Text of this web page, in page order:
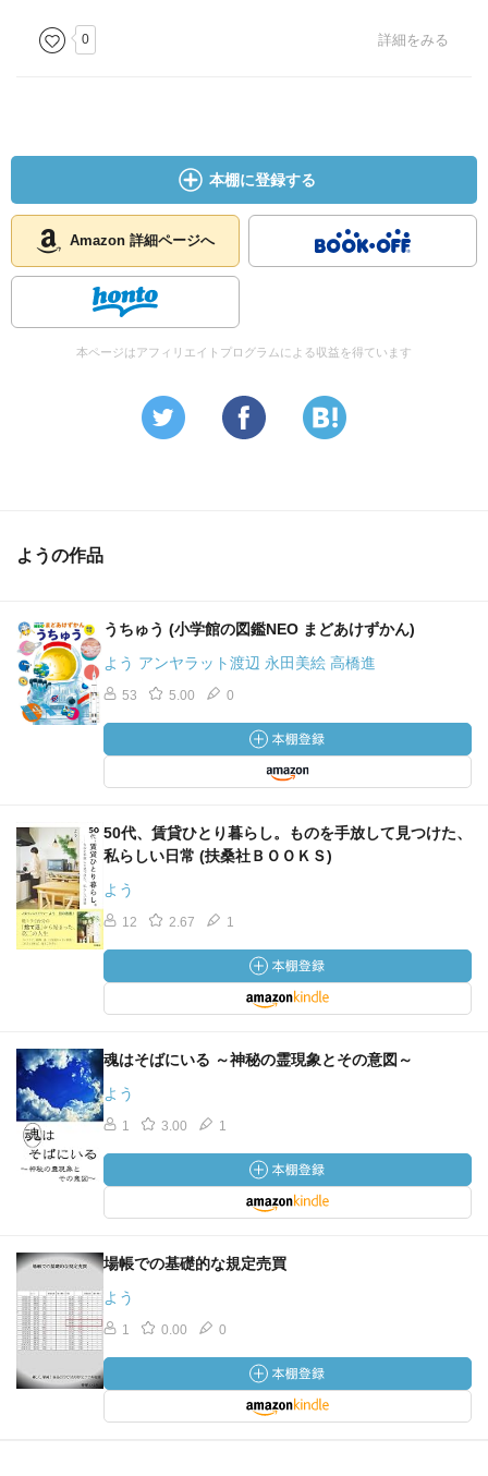
0 詳細をみる
本棚に登録する
Amazon 詳細ページへ
本ページはアフィリエイトプログラムによる収益を得ています
ようの作品
うちゅう (小学館の図鑑NEO まどあけずかん)
よう アンヤラット渡辺 永田美絵 高橋進
53 5.00 0
50代、賃貸ひとり暮らし。ものを手放して見つけた、
私らしい日常 (扶桑社ＢＯＯＫＳ)
よう
12 2.67 1
魂はそばにいる ～神秘の霊現象とその意図～
よう
1 3.00 1
場帳での基礎的な規定売買
よう
1 0.00 0